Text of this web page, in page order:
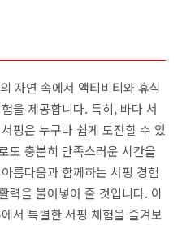
자연 속에서 액티비티와 휴식
을 제공합니다. 특히, 바다 서
핑은 누구나 쉽게 도전할 수 있
도 충분히 만족스러운 시간을
름다움과 함께하는 서핑 경험
력을 불어넣어 줄 것입니다. 이
서 특별한 서핑 체험을 즐겨보